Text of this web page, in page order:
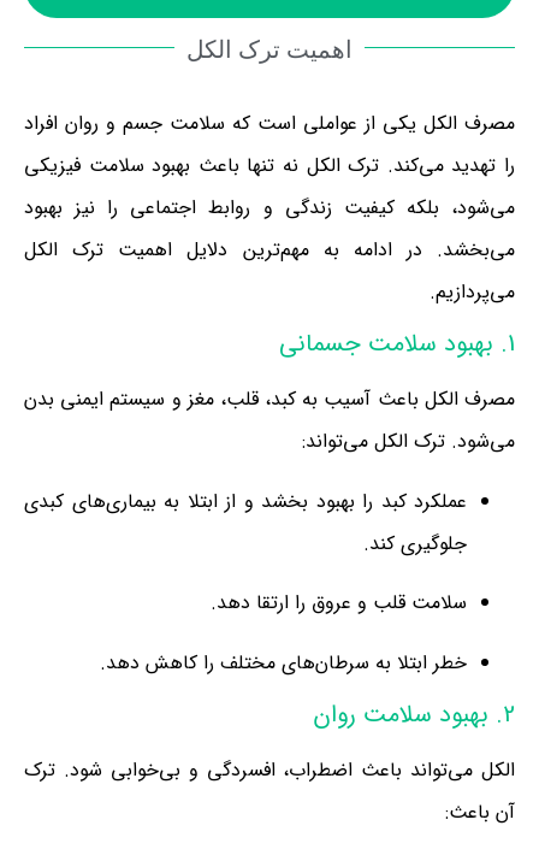
اهمیت ترک الکل
مصرف الکل یکی از عواملی است که سلامت جسم و روان افراد
را تهدید می‌کند. ترک الکل نه تنها باعث بهبود سلامت فیزیکی
می‌شود، بلکه کیفیت زندگی و روابط اجتماعی را نیز بهبود
می‌بخشد. در ادامه به مهم‌ترین دلایل اهمیت ترک الکل
می‌پردازیم.
1. بهبود سلامت جسمانی
مصرف الکل باعث آسیب به کبد، قلب، مغز و سیستم ایمنی بدن
می‌شود. ترک الکل می‌تواند:
عملکرد کبد را بهبود بخشد و از ابتلا به بیماری‌های کبدی
جلوگیری کند.
سلامت قلب و عروق را ارتقا دهد.
خطر ابتلا به سرطان‌های مختلف را کاهش دهد.
2. بهبود سلامت روان
الکل می‌تواند باعث اضطراب، افسردگی و بی‌خوابی شود. ترک
آن باعث: